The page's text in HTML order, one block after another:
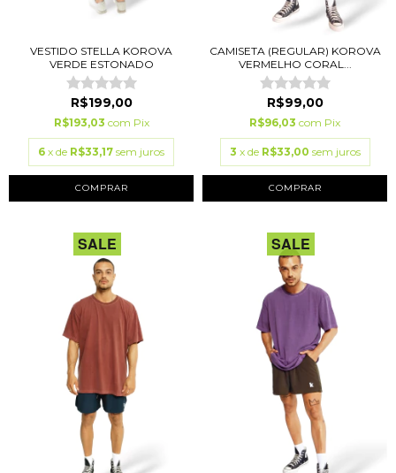
VESTIDO STELLA KOROVA
VERDE ESTONADO
R$199,00
R$193,03 com Pix
6 x de R$33,17 sem juros
COMPRAR
CAMISETA (REGULAR) KOROVA
VERMELHO CORAL...
R$99,00
R$96,03 com Pix
3 x de R$33,00 sem juros
COMPRAR
SALE SALE